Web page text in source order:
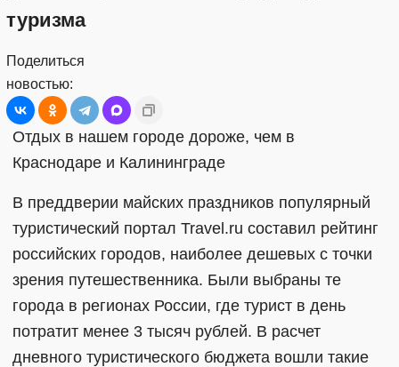
туризма
Поделиться
новостью:
Отдых в нашем городе дороже, чем в
Краснодаре и Калининграде
В преддверии майских праздников популярный
туристический портал Travel.ru составил рейтинг
российских городов, наиболее дешевых с точки
зрения путешественника. Были выбраны те
города в регионах России, где турист в день
потратит менее 3 тысяч рублей. В расчет
дневного туристического бюджета вошли такие